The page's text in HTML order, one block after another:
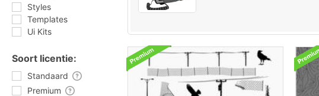
Styles
Templates
Ui Kits
Soort licentie:
Standaard
Premium